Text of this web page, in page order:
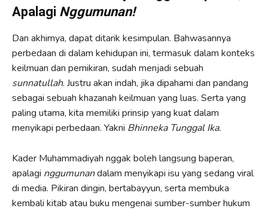
Apalagi Nggumunan!
Dan akhirnya, dapat ditarik kesimpulan. Bahwasannya
perbedaan di dalam kehidupan ini, termasuk dalam konteks
keilmuan dan pemikiran, sudah menjadi sebuah
sunnatullah. Justru akan indah, jika dipahami dan pandang
sebagai sebuah khazanah keilmuan yang luas. Serta yang
paling utama, kita memiliki prinsip yang kuat dalam
menyikapi perbedaan. Yakni Bhinneka Tunggal Ika.
Kader Muhammadiyah nggak boleh langsung baperan,
apalagi nggumunandalam menyikapi isu yang sedang viral
di media. Pikiran dingin, bertabayyun, serta membuka
kembali kitab atau buku mengenai sumber-sumber hukum